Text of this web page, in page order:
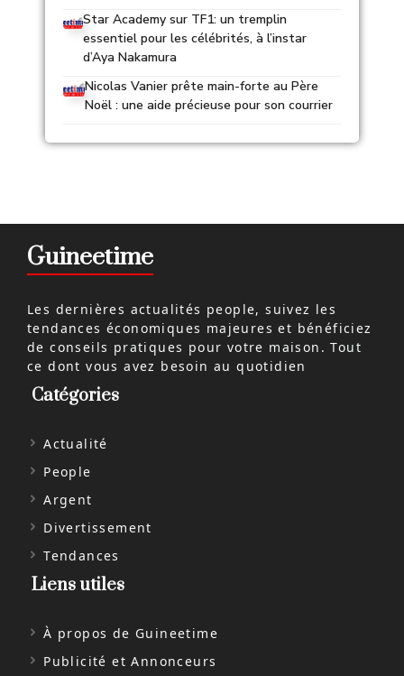
Star Academy sur TF1: un tremplin
essentiel pour les célébrités, à l’instar
d’Aya Nakamura
Nicolas Vanier prête main-forte au Père
Noël : une aide précieuse pour son courrier
Guineetime
Les dernières actualités people, suivez les
tendances économiques majeures et bénéficiez
de conseils pratiques pour votre maison. Tout
ce dont vous avez besoin au quotidien
Catégories
Actualité
People
Argent
Divertissement
Tendances
Liens utiles
À propos de Guineetime
Publicité et Annonceurs